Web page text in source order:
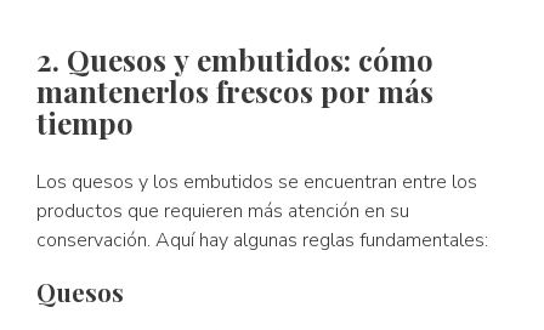
2. Quesos y embutidos: cómo
mantenerlos frescos por más
tiempo
Los quesos y los embutidos se encuentran entre los
productos que requieren más atención en su
conservación. Aquí hay algunas reglas fundamentales:
Quesos